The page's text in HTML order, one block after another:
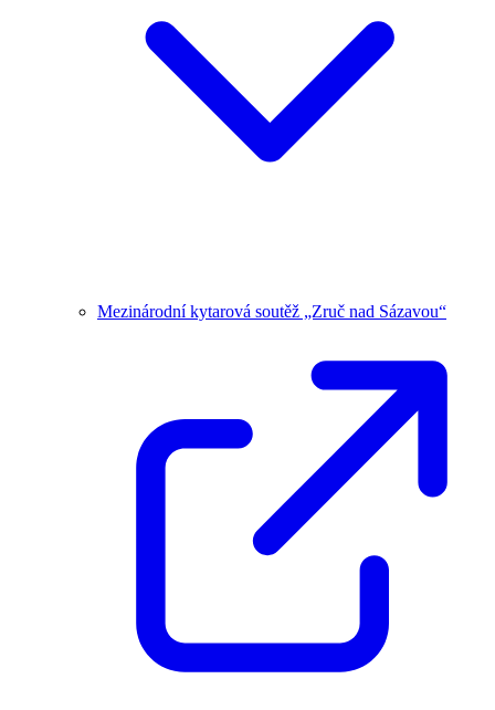
Mezinárodní kytarová soutěž „Zruč nad Sázavou“